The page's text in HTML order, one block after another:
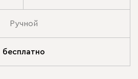
Ручной
бесплатно